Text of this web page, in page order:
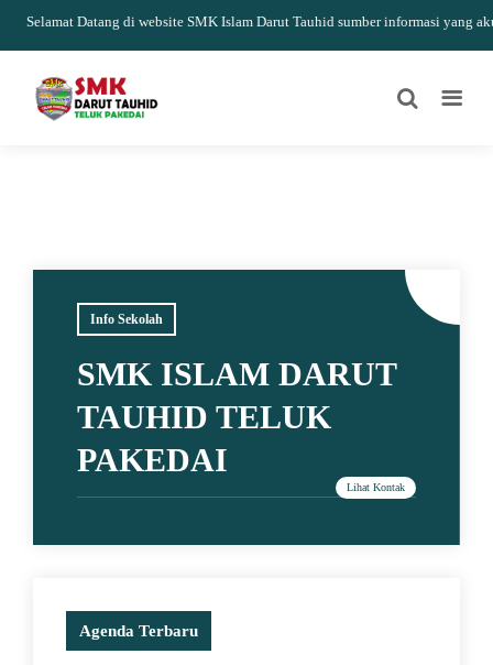
Selamat Datang di website SMK Islam Darut Tauhid sumber informasi yang
Info Sekolah
SMK ISLAM DARUT
TAUHID TELUK
PAKEDAI
Agenda Terbaru